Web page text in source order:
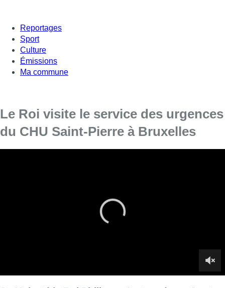
Reportages
Sport
Culture
Émissions
Ma commune
Le Roi visite le service des urgences
du CHU Saint-Pierre à Bruxelles
charge pluridisciplinaire et continue des patients victimes de
d’agressions ou d’accidents de la route.